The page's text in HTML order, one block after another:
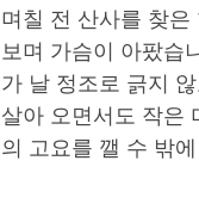
며칠 전 산사를 찾
보며 가슴이 아팠습
가 날 정조로 긁지
살아 오면서도 작은
의 고요를 깰 수 밖